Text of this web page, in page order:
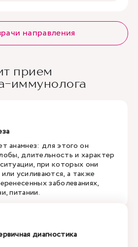
направления
прием
иммунолога
анамнез: для этого он
длительность и характер
при которых они
усиливаются, а также
заболеваниях,
питании.
диагностика